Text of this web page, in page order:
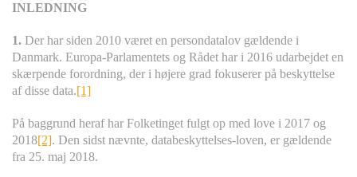
INLEDNING
1. Der har siden 2010 været en persondatalov gældende i
Danmark. Europa-Parlamentets og Rådet har i 2016 udarbejdet en
skærpende forordning, der i højere grad fokuserer på beskyttelse
af disse data.[1]
På baggrund heraf har Folketinget fulgt op med love i 2017 og
2018[2]. Den sidst nævnte, databeskyttelses-loven, er gældende
fra 25. maj 2018.